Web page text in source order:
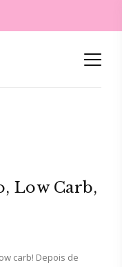
Low Carb,
carb! Depois de